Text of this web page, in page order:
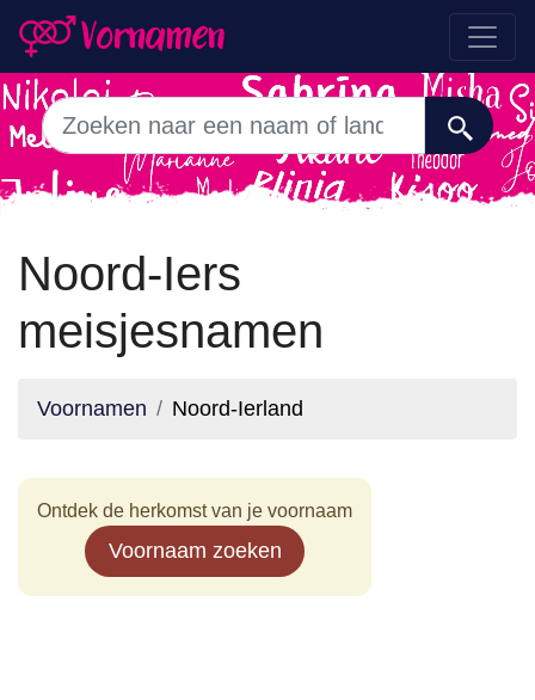
Noord-Iers
meisjesnamen
Voornamen Noord-Ierland
Ontdek de herkomst van je voornaam
Voornaam zoeken